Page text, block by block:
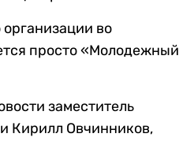
во
просто «Молодежный
заместитель
Кирилл Овчинников,